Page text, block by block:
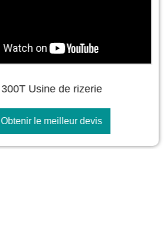
300T Usine de rizerie
Obtenir le meilleur devis